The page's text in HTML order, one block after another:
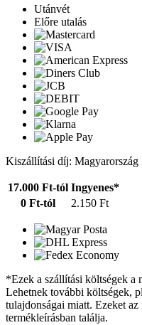
Utánvét
Előre utalás
Kiszállítási díj: Magyarország
17.000 Ft-tól Ingyenes*
0 Ft-tól
2.150 Ft
*Ezek a szállítási költségek a
Lehetnek további költségek,
tulajdonságai miatt. Ezeket
termékleírásban találja.